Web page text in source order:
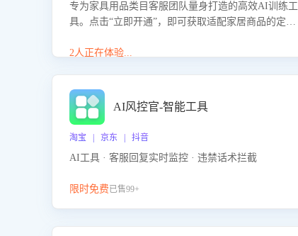
专为家具用品类目客服团队量身打造的高效AI训练工
具。点击“立即开通”，即可获取适配家居商品的定制
客服在家具用品功能、尺寸参数咨询等高频场景下的
2人正在体验...
AI风控官-智能工具
淘宝 | 京东 | 抖音
AI工具 · 客服回复实时监控 · 违禁话术拦截
限时免费已售99+